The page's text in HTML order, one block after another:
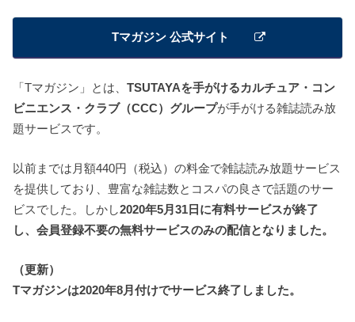
Tマガジン 公式サイト
「Tマガジン」とは、TSUTAYAを手がけるカルチュア・コン
ビニエンス・クラブ（CCC）グループが手がける雑誌読み放
題サービスです。
以前までは月額440円（税込）の料金で雑誌読み放題サービス
を提供しており、豊富な雑誌数とコスパの良さで話題のサー
ビスでした。しかし2020年5月31 日に有料サービスが終了
し、会員登録不要の無料サービスのみの配信となりました。
（更新）
Tマガジンは2020年8月付けでサービス終了しました。